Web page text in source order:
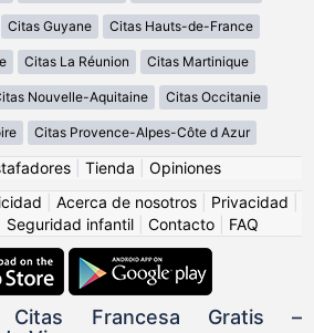
Citas Guyane Citas Hauts-de-France
Citas La Réunion Citas Martinique
Nouvelle-Aquitaine Citas Occitanie
Citas Provence-Alpes-Côte d Azur
Tienda
Opiniones
Acerca de nosotros Privacidad
Seguridad infantil Contacto FAQ
Citas Francesa Gratis –